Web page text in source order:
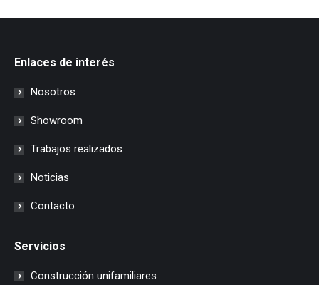
Enlaces de interés
Nosotros
Showroom
Trabajos realizados
Noticias
Contacto
Servicios
Construcción unifamiliares